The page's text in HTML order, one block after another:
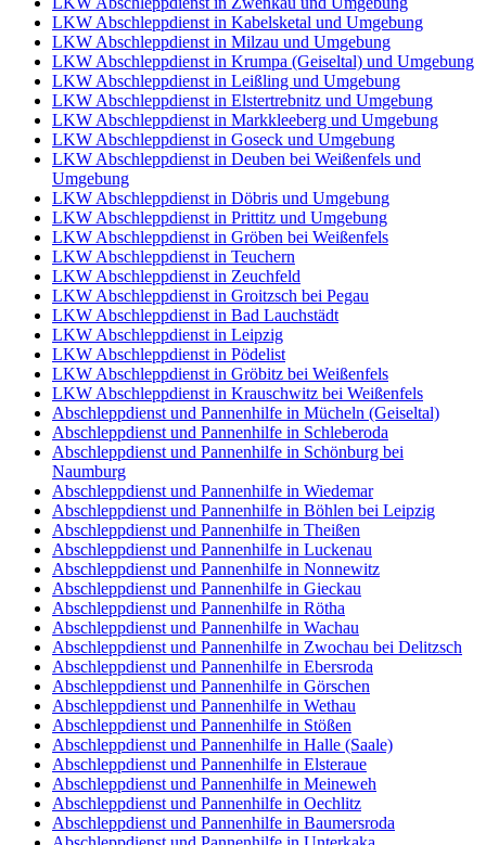
LKW Abschleppdienst in Kabelsketal und Umgebung
LKW Abschleppdienst in Milzau und Umgebung
LKW Abschleppdienst in Krumpa (Geiseltal) und Umgebung
LKW Abschleppdienst in Leißling und Umgebung
LKW Abschleppdienst in Elstertrebnitz und Umgebung
LKW Abschleppdienst in Markkleeberg und Umgebung
LKW Abschleppdienst in Goseck und Umgebung
LKW Abschleppdienst in Deuben bei Weißenfels und
Umgebung
LKW Abschleppdienst in Döbris und Umgebung
LKW Abschleppdienst in Prittitz und Umgebung
LKW Abschleppdienst in Gröben bei Weißenfels
LKW Abschleppdienst in Teuchern
LKW Abschleppdienst in Zeuchfeld
LKW Abschleppdienst in Groitzsch bei Pegau
LKW Abschleppdienst in Bad Lauchstädt
LKW Abschleppdienst in Leipzig
LKW Abschleppdienst in Pödelist
LKW Abschleppdienst in Gröbitz bei Weißenfels
LKW Abschleppdienst in Krauschwitz bei Weißenfels
Abschleppdienst und Pannenhilfe in Mücheln (Geiseltal)
Abschleppdienst und Pannenhilfe in Schleberoda
Abschleppdienst und Pannenhilfe in Schönburg bei
Naumburg
Abschleppdienst und Pannenhilfe in Wiedemar
Abschleppdienst und Pannenhilfe in Böhlen bei Leipzig
Abschleppdienst und Pannenhilfe in Theißen
Abschleppdienst und Pannenhilfe in Luckenau
Abschleppdienst und Pannenhilfe in Nonnewitz
Abschleppdienst und Pannenhilfe in Gieckau
Abschleppdienst und Pannenhilfe in Rötha
Abschleppdienst und Pannenhilfe in Wachau
Abschleppdienst und Pannenhilfe in Zwochau bei Delitzsch
Abschleppdienst und Pannenhilfe in Ebersroda
Abschleppdienst und Pannenhilfe in Görschen
Abschleppdienst und Pannenhilfe in Wethau
Abschleppdienst und Pannenhilfe in Stößen
Abschleppdienst und Pannenhilfe in Halle (Saale)
Abschleppdienst und Pannenhilfe in Elsteraue
Abschleppdienst und Pannenhilfe in Meineweh
Abschleppdienst und Pannenhilfe in Oechlitz
Abschleppdienst und Pannenhilfe in Baumersroda